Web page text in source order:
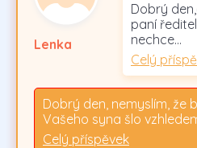
Lenka
Dobrý
paní
nechce…
Celý
Dobrý den, nemyslím, že
Vašeho syna šlo
Celý příspěvek